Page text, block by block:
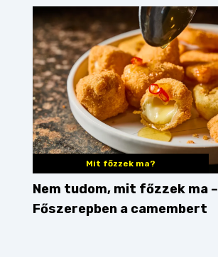
Mit főzzek ma?
Nem tudom, mit főzzek ma –
Főszerepben a camembert